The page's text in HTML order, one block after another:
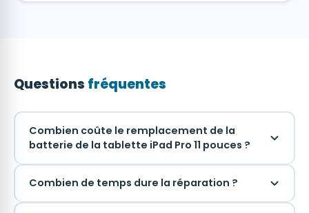
Questions fréquentes
Combien coûte le remplacement de la
batterie de la tablette iPad Pro 11 pouces ?
Combien de temps dure la réparation ?